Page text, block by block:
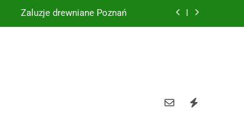
Żaluzje drewniane Poznań